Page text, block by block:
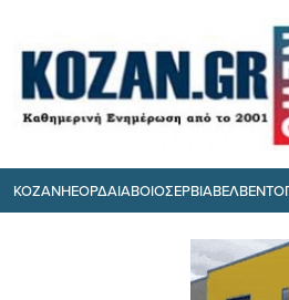
ΚΟΖΑΝΗΕΟΡΔΑΙΑΒΟΙΟΣΕΡΒΙΑΒΕΛΒΕΝΤΟ